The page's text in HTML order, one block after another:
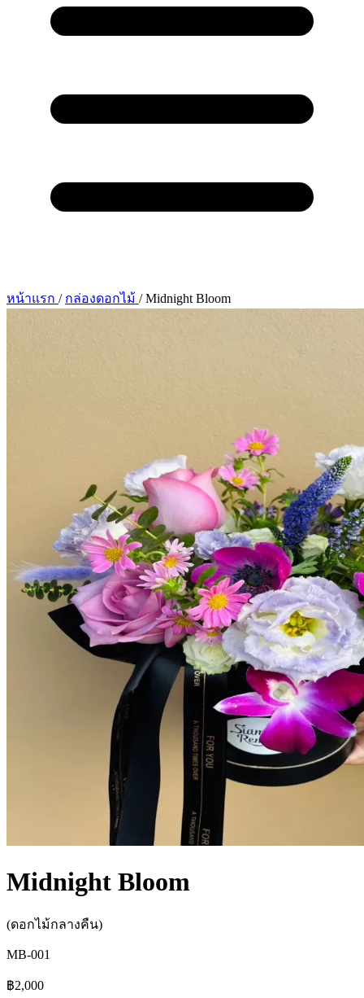
หน้าแรก / กล่องดอกไม้ / Midnight Bloom
Midnight Bloom
(ดอกไม้กลางคืน)
MB-001
฿2,000